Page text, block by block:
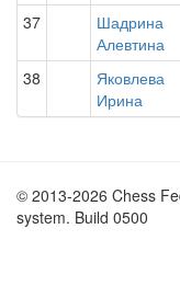
37
Шадрина
Алевтина
38
Яковлева
Ирина
© 2013-2026 Chess
system. Build 0500